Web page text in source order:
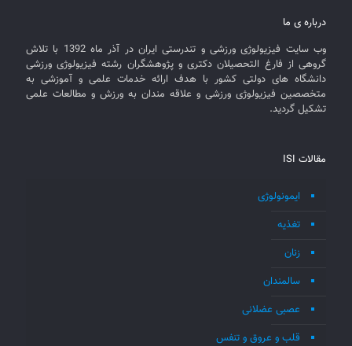
درباره ی ما
وب سایت فیزیولوژی ورزشی و تندرستی ایران در آذر ماه 1392 با تلاش
گروهی از فارغ التحصیلان دکتری و پژوهشگران رشته فیزیولوژی ورزشی
دانشگاه های دولتی کشور با هدف ارائه خدمات علمی و آموزشی به
متخصصین فیزیولوژی ورزشی و علاقه مندان به ورزش و مطالعات علمی
تشکیل گردید.
مقالات ISI
ایمونولوژی
تغذیه
زنان
سالمندان
عصبی عضلانی
قلب و عروق و تنفس